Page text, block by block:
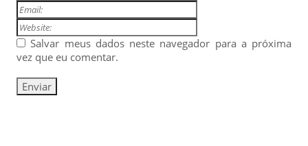
Salvar meus dados neste navegador para a próxima
vez que eu comentar.